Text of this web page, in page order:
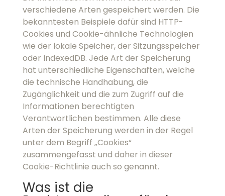
unterschiedliche Eigenschaften, welche die
technische Handhabung, die Zugänglichkeit
und die zum Zugriff auf die Informationen
berechtigten Verantwortlichen bestimmen. Alle
diese Arten der Speicherung werden in der
Regel unter dem Begriff „Cookies“
zusammengefasst und daher in dieser Cookie-
Richtlinie auch so genannt.
Was ist die Rechtsgrundlage für
das Setzen/Lesen von Cookies?
Das Setzen und Auslesen von Cookies ist in der
Europäischen Union (EU) und dem
Europäischen Wirtschaftsraum (EWR) gemäß §
(Österreich) nur dann zulässig, wenn ein Nutzer